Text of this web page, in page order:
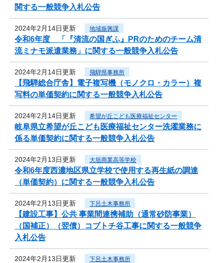
関する一般競争入札公告
2024年2月14日更新 地域振興課
令和6年度 「『清流の国ぎふ』PRのためのチーム清
流ミナモ派遣業務」に関する一般競争入札公告
2024年2月14日更新 飛騨県事務所
【飛騨総合庁舎】電子複写機（モノクロ・カラー）複
写料の単価契約に関する一般競争入札公告
2024年2月14日更新 希望が丘こども医療福祉センター
岐阜県立希望が丘こども医療福祉センター洗濯業務に
係る単価契約に関する一般競争入札公告
2024年2月13日更新 大垣商業高等学校
令和6年度西濃地区県立学校で使用する再生紙の調達
（単価契約）に関する一般競争入札公告
2024年2月13日更新 下呂土木事務所
【建設工事】公共 事業間連携補助（通常砂防事業）
（国補正）（翌債）コブトチ谷工事に関する一般競争
入札公告
2024年2月13日更新 下呂土木事務所